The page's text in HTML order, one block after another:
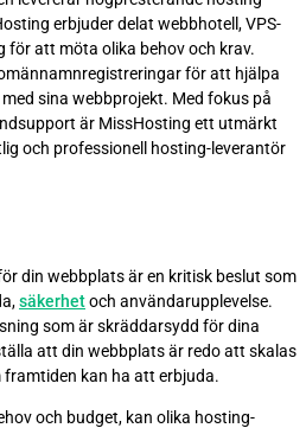
erbjuder delat webbhotell, VPS-
för att möta olika behov och krav.
för att hjälpa
sina webbprojekt. Med fokus på
är MissHosting ett utmärkt
och professionell hosting-leverantör
din webbplats är en kritisk beslut som
säkerhetoch användarupplevelse.
som är skräddarsydd för dina
att din webbplats är redo att skalas
kan ha att erbjuda.
och budget, kan olika hosting-